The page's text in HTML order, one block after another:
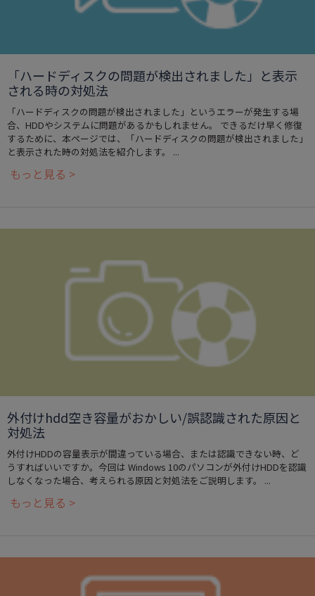
「ハードディスクの問題が検出されました」と表示
される時の対処法
「ハードディスクの問題が検出されました」というエラーが発生する場
合、HDDやシステムに問題があるかもしれません。 できるだけ早く修復
するために、本ページでは、「ハードディスクの問題が検出されました」
と表示された時の対処法を紹介します。 ...
もっと見る >
外付けhdd空き容量がおかしい/誤認識された原因と
対処法
外付けHDDの容量表示が間違っている場合、または認識できない時、ど
うすればいいですか。今回は Windows 10のパソコンが外付けHDDを認識
しなくなった場合、考えられる原因と対処法をご説明します。 ...
もっと見る >